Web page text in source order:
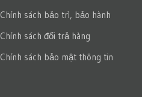
Chính sách bảo trì, bảo hành
Chính sách đổi trả hàng
Chính sách bảo mật thông tin